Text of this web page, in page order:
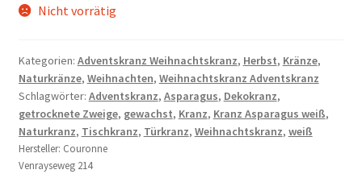
Nicht vorrätig
Kategorien: Adventskranz Weihnachtskranz, Herbst, Kränze,
Naturkränze, Weihnachten, Weihnachtskranz Adventskranz
Schlagwörter: Adventskranz, Asparagus, Dekokranz,
getrocknete Zweige, gewachst, Kranz, Kranz Asparagus weiß,
Naturkranz, Tischkranz, Türkranz, Weihnachtskranz, weiß
Hersteller: Couronne
Venrayseweg 214